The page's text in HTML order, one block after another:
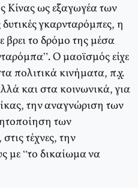
Κίνας ως εξαγωγέα των
γκαρνταρόμπες, η
βρει το δρόμο της μέσα
Ο μαοϊσμός είχε
πολιτικά κινήματα, π.χ.
και στα κοινωνικά, για
την αναγνώριση των
των
τέχνες, την
με “το δικαίωμα να